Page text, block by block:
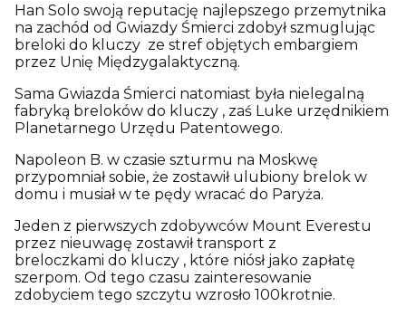
Han Solo swoją reputację najlepszego przemytnika
na zachód od Gwiazdy Śmierci zdobył szmuglując
breloki do kluczy ze stref objętych embargiem
przez Unię Międzygalaktyczną.
Sama Gwiazda Śmierci natomiast była nielegalną
fabryką breloków do kluczy , zaś Luke urzędnikiem
Planetarnego Urzędu Patentowego.
Napoleon B. w czasie szturmu na Moskwę
przypomniał sobie, że zostawił ulubiony brelok w
domu i musiał w te pędy wracać do Paryża.
Jeden z pierwszych zdobywców Mount Everestu
przez nieuwagę zostawił transport z
breloczkami do kluczy , które niósł jako zapłatę
szerpom. Od tego czasu zainteresowanie
zdobyciem tego szczytu wzrosło 100krotnie.